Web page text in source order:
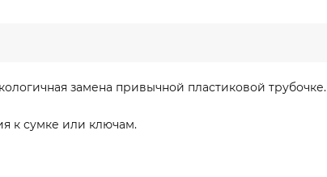
замена привычной пластиковой трубочке.
к сумке или ключам.